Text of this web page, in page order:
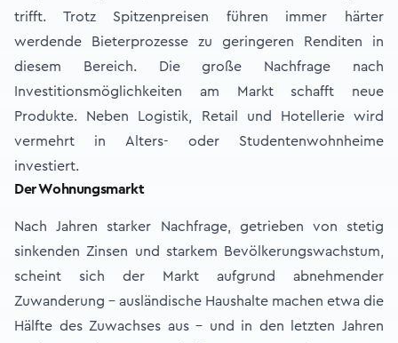
trifft. Trotz Spitzenpreisen führen immer härter
werdende Bieterprozesse zu geringeren Renditen in
diesem Bereich. Die große Nachfrage nach
Investitionsmöglichkeiten am Markt schafft neue
Produkte. Neben Logistik, Retail und Hotellerie wird
vermehrt in Alters- oder Studentenwohnheime
investiert.
Der Wohnungsmarkt
Nach Jahren starker Nachfrage, getrieben von stetig
sinkenden Zinsen und starkem Bevölkerungswachstum,
scheint sich der Markt aufgrund abnehmender
Zuwanderung – ausländische Haushalte machen etwa die
Hälfte des Zuwachses aus – und in den letzten Jahren